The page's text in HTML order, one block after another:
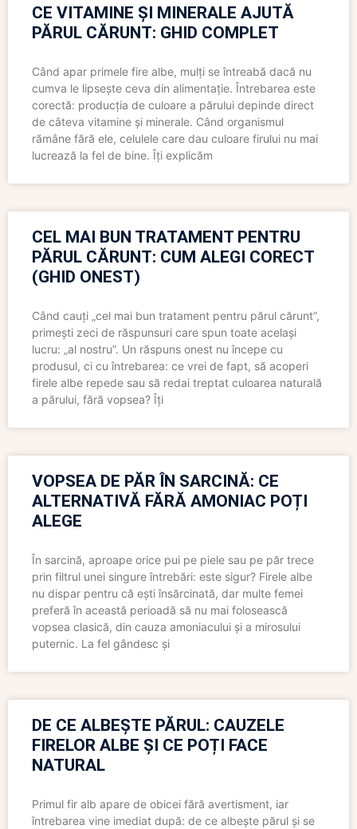
CE VITAMINE ȘI MINERALE AJUTĂ
PĂRUL CĂRUNT: GHID COMPLET
Când apar primele fire albe, mulți se întreabă dacă nu
cumva le lipsește ceva din alimentație. Întrebarea este
corectă: producția de culoare a părului depinde direct
de câteva vitamine și minerale. Când organismul
rămâne fără ele, celulele care dau culoare firului nu mai
lucrează la fel de bine. Îți explicăm
CEL MAI BUN TRATAMENT PENTRU
PĂRUL CĂRUNT: CUM ALEGI CORECT
(GHID ONEST)
Când cauți „cel mai bun tratament pentru părul cărunt”,
primești zeci de răspunsuri care spun toate același
lucru: „al nostru”. Un răspuns onest nu începe cu
produsul, ci cu întrebarea: ce vrei de fapt, să acoperi
firele albe repede sau să redai treptat culoarea naturală
a părului, fără vopsea? Îți
VOPSEA DE PĂR ÎN SARCINĂ: CE
ALTERNATIVĂ FĂRĂ AMONIAC POȚI
ALEGE
În sarcină, aproape orice pui pe piele sau pe păr trece
prin filtrul unei singure întrebări: este sigur? Firele albe
nu dispar pentru că ești însărcinată, dar multe femei
preferă în această perioadă să nu mai folosească
vopsea clasică, din cauza amoniacului și a mirosului
puternic. La fel gândesc și
DE CE ALBEȘTE PĂRUL: CAUZELE
FIRELOR ALBE ȘI CE POȚI FACE
NATURAL
Primul fir alb apare de obicei fără avertisment, iar
întrebarea vine imediat după: de ce albește părul și se